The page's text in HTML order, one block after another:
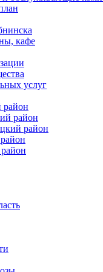
кафе
услуг
район
район
район